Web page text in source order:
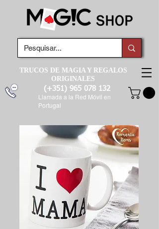
TRUCOS DE MAGIA Y REGALOS
ORIGINALES
(+351) 965 078 132
Llamada a la Red Móvil en
Portugal